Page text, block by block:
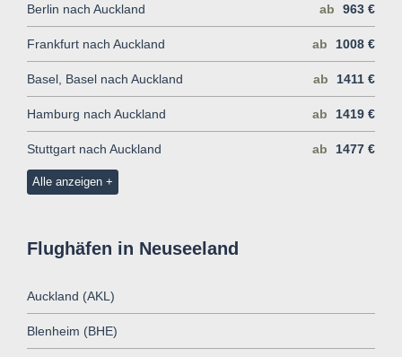
Berlin nach Auckland ab 963 €
Frankfurt nach Auckland ab 1008 €
Basel, Basel nach Auckland ab 1411 €
Hamburg nach Auckland ab 1419 €
Stuttgart nach Auckland ab 1477 €
Alle anzeigen
Flughäfen in Neuseeland
Auckland (AKL)
Blenheim (BHE)